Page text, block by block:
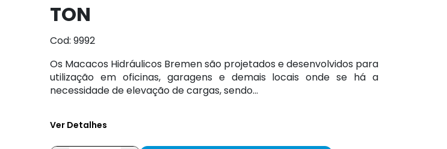
TON
Cod: 9992
Os Macacos Hidráulicos Bremen são projetados e desenvolvidos para
utilização em oficinas, garagens e demais locais onde se há a
necessidade de elevação de cargas, sendo...
Ver Detalhes